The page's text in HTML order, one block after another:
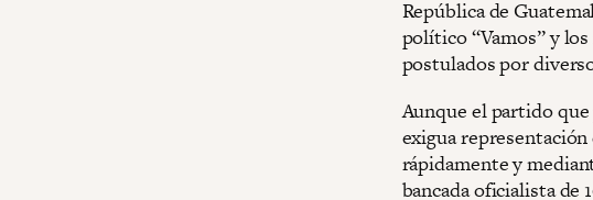
República de
político “Vamos” y
postulados por
Aunque el partido
exigua
rápidamente y
bancada oficialista